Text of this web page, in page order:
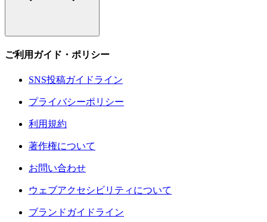
ご利用ガイド・ポリシー
SNS投稿ガイドライン
プライバシーポリシー
利用規約
著作権について
お問い合わせ
ウェブアクセシビリティについて
ブランドガイドライン